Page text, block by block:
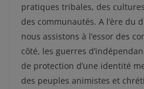
pratiques tribales, des
des communautés. A l’ère du
nous assistons à l’essor des
côté, les guerres
de protection d’une identité
des peuples animistes et